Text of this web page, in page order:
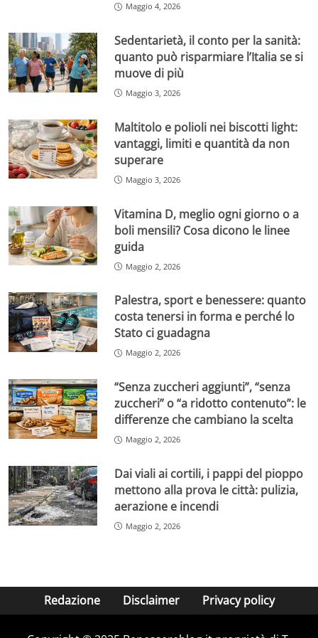
Maggio 4, 2026
Sedentarietà, il conto per la sanità:
quanto può risparmiare l’Italia se si
muove di più
Maggio 3, 2026
Maltitolo e polioli nei biscotti light:
vantaggi, limiti e quantità da non
superare
Maggio 3, 2026
Vitamina D, meglio ogni giorno o a
boli mensili? Cosa dicono le linee
guida
Maggio 2, 2026
Palestra, sport e benessere: quanto
costa tenersi in forma e perché lo
Stato ci guadagna
Maggio 2, 2026
“Senza zuccheri aggiunti”, “senza
zuccheri” o “a ridotto contenuto”: le
differenze che cambiano la scelta
Maggio 2, 2026
Dai viali ai cortili, i pappi del pioppo
mettono alla prova le città: pulizia,
aerazione e incendi
Maggio 2, 2026
Redazione Disclaimer Privacy policy